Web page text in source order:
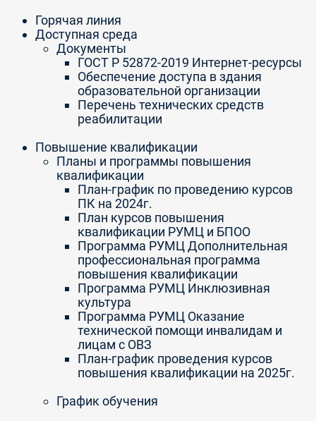
Горячая линия
Доступная среда
Документы
ГОСТ Р 52872-2019 Интернет-ресурсы
Обеспечение доступа в здания
образовательной организации
Перечень технических средств
реабилитации
Повышение квалификации
Планы и программы повышения
квалификации
План-график по проведению курсов
ПК на 2024г.
План курсов повышения
квалификации РУМЦ и БПОО
Программа РУМЦ Дополнительная
профессиональная программа
повышения квалификации
Программа РУМЦ Инклюзивная
культура
Программа РУМЦ Оказание
технической помощи инвалидам и
лицам с ОВЗ
План-график проведения курсов
повышения квалификации на 2025г.
График обучения